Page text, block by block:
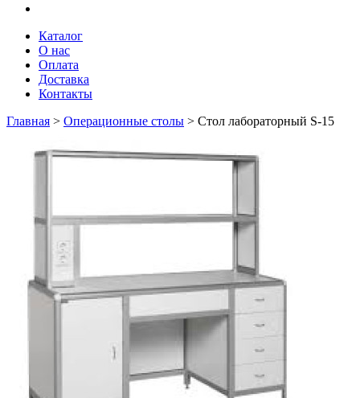
Каталог
О нас
Оплата
Доставка
Контакты
Главная > Операционные столы > Стол лабораторный S-15